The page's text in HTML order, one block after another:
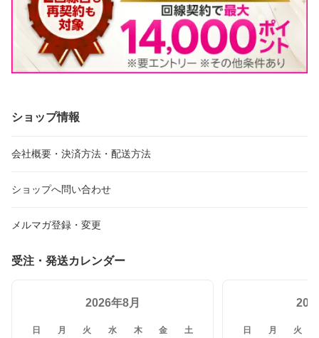
ショップ情報
会社概要・決済方法・配送方法
ショップへ問い合わせ
メルマガ登録・変更
受注・発送カレンダー
2026年8月
日 月 火 水 木 金 土 日 月 火